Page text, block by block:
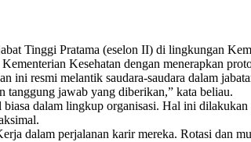
Tinggi Pratama (eselon II) di lingkungan
Kesehatan dengan menerapkan
ini resmi melantik saudara-saudara dalam
tanggung jawab yang diberikan,” kata beliau.
dalam lingkup organisasi. Hal ini
dalam perjalanan karir mereka. Rotasi dan